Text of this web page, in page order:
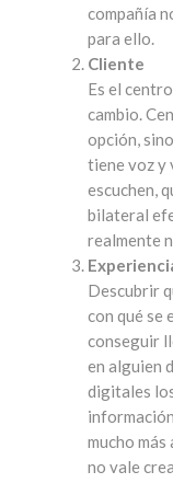
compañía
para ello.
Cliente
Es el
cambio.
opción,
tiene voz y
escuchen,
bilateral
realmente
Descubrir
con qué se
conseguir
en alguien
digitales
mucho
no vale